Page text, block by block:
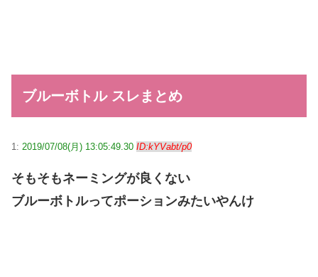
ブルーボトル スレまとめ
1: 2019/07/08(月) 13:05:49.30 ID:kYVabt/p0
そもそもネーミングが良くない
ブルーボトルってポーションみたいやんけ